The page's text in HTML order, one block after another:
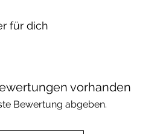
für dich
vorhanden
Bewertung abgeben.